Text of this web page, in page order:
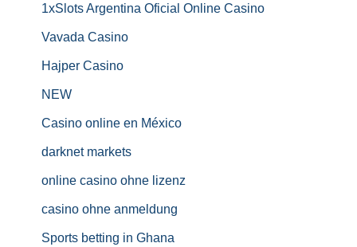
1xSlots Argentina Oficial Online Casino
Vavada Casino
Hajper Casino
NEW
Casino online en México
darknet markets
online casino ohne lizenz
casino ohne anmeldung
Sports betting in Ghana